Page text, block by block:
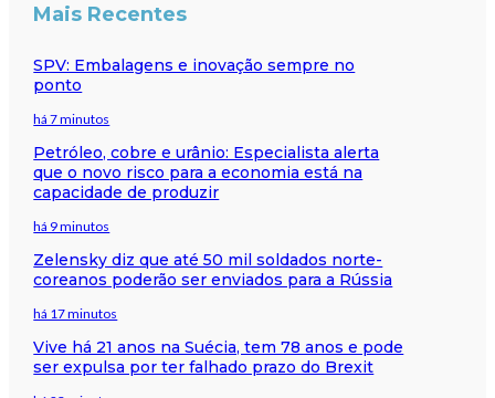
Mais Recentes
SPV: Embalagens e inovação sempre no
ponto
há 7 minutos
Petróleo, cobre e urânio: Especialista alerta
que o novo risco para a economia está na
capacidade de produzir
há 9 minutos
Zelensky diz que até 50 mil soldados norte-
coreanos poderão ser enviados para a Rússia
há 17 minutos
Vive há 21 anos na Suécia, tem 78 anos e pode
ser expulsa por ter falhado prazo do Brexit